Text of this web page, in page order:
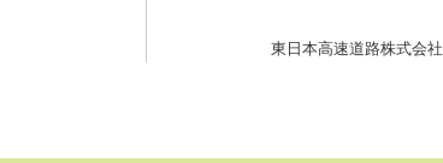
東日本高速道路株式会社